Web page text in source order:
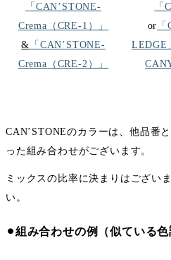
「CAN’STONE-
Crema（CRE-1）」
&
「CAN’STONE-
Crema（CRE-2）」
「
or
LEDGE
CAN’STONEのカラーは、他品番
った組み合わせがございます。
ミックスの比率に決まりはござい
い。
⚫︎組み合わせの例（似ている色